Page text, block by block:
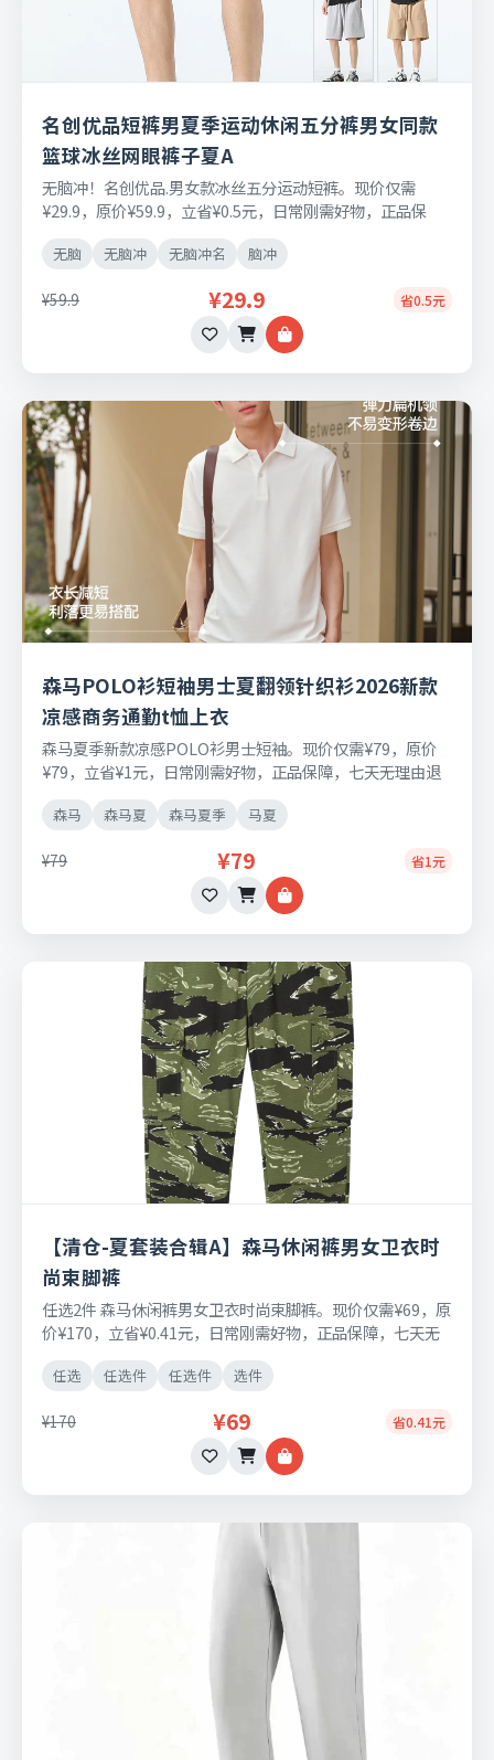
名创优品短裤男夏季运动休闲五分裤男女同款
篮球冰丝网眼裤子夏A
无脑冲！名创优品.男女款冰丝五分运动短裤。现价仅需
¥29.9，原价¥59.9，立省¥0.5元，日常刚需好物，正品保
无脑 无脑冲 无脑冲名 脑冲
¥59.9 ¥29.9 省0.5元
森马POLO衫短袖男士夏翻领针织衫2026新款
凉感商务通勤t恤上衣
森马夏季新款凉感POLO衫男士短袖。现价仅需¥79，原价
¥79，立省¥1元，日常刚需好物，正品保障，七天无理由退
森马 森马夏 森马夏季 马夏
¥79 ¥79 省1元
【清仓-夏套装合辑A】森马休闲裤男女卫衣时
尚束脚裤
任选2件 森马休闲裤男女卫衣时尚束脚裤。现价仅需¥69，原
价¥170，立省¥0.41元，日常刚需好物，正品保障，七天无
任选 任选件 任选件 选件
¥170 ¥69 省0.41元